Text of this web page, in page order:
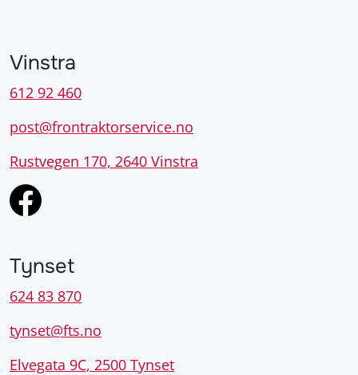
Vinstra
612 92 460
post@frontraktorservice.no
Rustvegen 170, 2640 Vinstra
Tynset
624 83 870
tynset@fts.no
Elvegata 9C, 2500 Tynset